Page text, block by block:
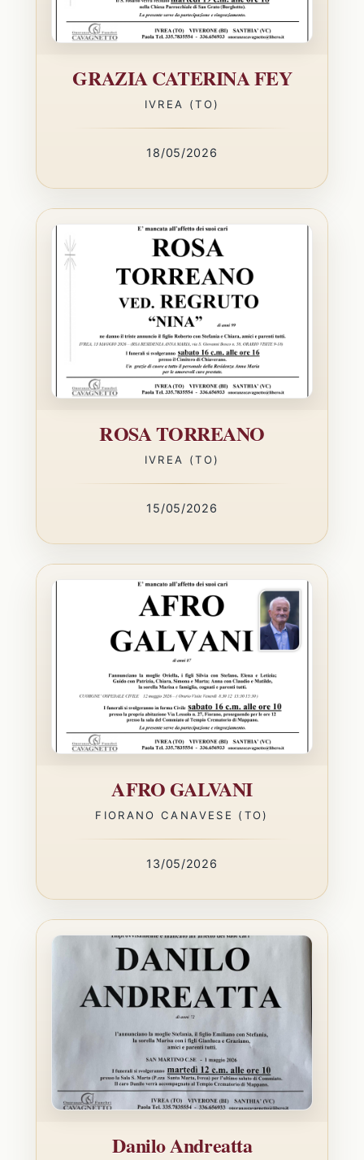
GRAZIA CATERINA FEY
IVREA (TO)
18/05/2026
ROSA TORREANO
IVREA (TO)
15/05/2026
AFRO GALVANI
FIORANO CANAVESE (TO)
13/05/2026
Danilo Andreatta